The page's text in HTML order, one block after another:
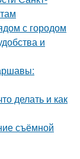
с городом
и
делать и как
съёмной